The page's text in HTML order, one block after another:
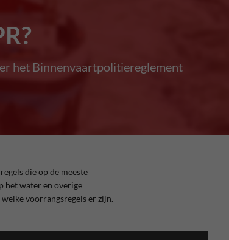
het Binnenvaartpolitiereglement
die op de meeste
het water en overige
voorrangsregels er zijn.